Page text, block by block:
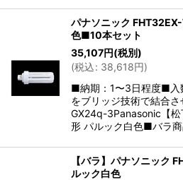
パナソニック
色■10本セット
35,107円(税別)
(税込: 38,618円)
■納期：1〜3日程度■入
をブリッジ技術で結合
GX24q-3Panasonic【
形 パルック白色■バラ
【バラ】パナソニック
ルック白色